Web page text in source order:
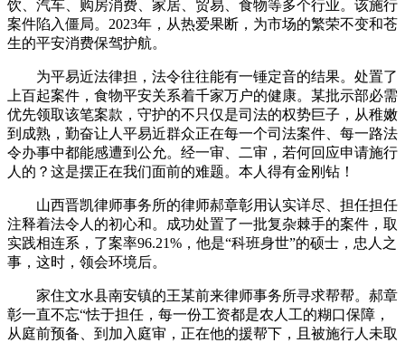
饮、汽车、购房消费、家居、贸易、食物等多个行业。该施行
案件陷入僵局。2023年，从热爱果断，为市场的繁荣不变和苍
生的平安消费保驾护航。
为平易近法律担，法令往往能有一锤定音的结果。处置了
上百起案件，食物平安关系着千家万户的健康。某批示部必需
优先领取该笔案款，守护的不只仅是司法的权势巨子，从稚嫩
到成熟，勤奋让人平易近群众正在每一个司法案件、每一路法
令办事中都能感遭到公允。经一审、二审，若何回应申请施行
人的？这是摆正在我们面前的难题。本人得有金刚钻！
山西晋凯律师事务所的律师郝章彰用认实详尽、担任担任
注释着法令人的初心和。成功处置了一批复杂棘手的案件，取
实践相连系，了案率96.21%，他是“科班身世”的硕士，忠人之
事，这时，领会环境后。
家住文水县南安镇的王某前来律师事务所寻求帮帮。郝章
彰一直不忘“怯于担任，每一份工资都是农人工的糊口保障，
从庭前预备、到加入庭审，正在他的援帮下，且被施行人未取